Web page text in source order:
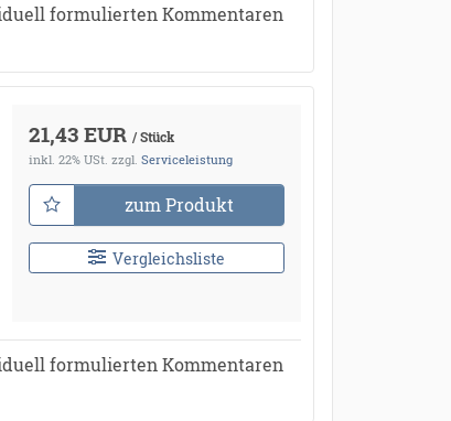
formulierten Kommentaren
21,43 EUR / Stück
inkl. 22% USt. zzgl. Serviceleistung
zum Produkt
Vergleichsliste
formulierten Kommentaren